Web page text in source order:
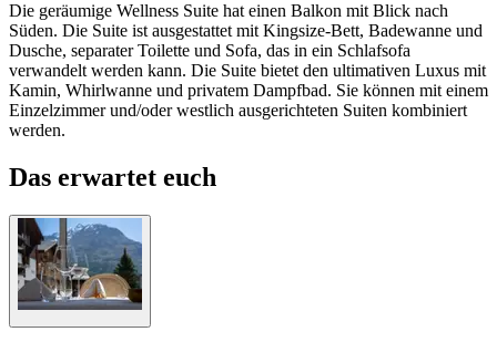
Die geräumige Wellness Suite hat einen Balkon mit Blick nach
Süden. Die Suite ist ausgestattet mit Kingsize-Bett, Badewanne und
Dusche, separater Toilette und Sofa, das in ein Schlafsofa
verwandelt werden kann. Die Suite bietet den ultimativen Luxus mit
Kamin, Whirlwanne und privatem Dampfbad. Sie können mit einem
Einzelzimmer und/oder westlich ausgerichteten Suiten kombiniert
werden.
Das erwartet euch